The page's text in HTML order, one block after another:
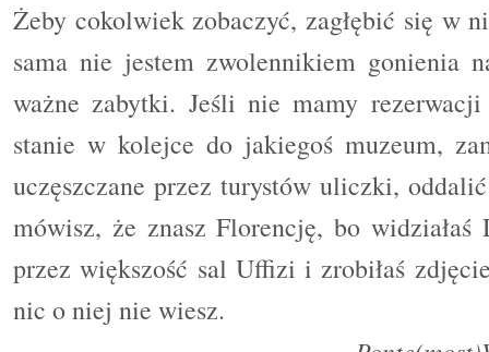
Żeby cokolwiek zobaczyć, zagłębić się w
sama nie jestem zwolennikiem gonienia
ważne zabytki. Jeśli nie mamy
stanie w kolejce do jakiegoś muzeum,
uczęszczane przez turystów uliczki,
mówisz, że znasz Florencję, bo widziałaś
przez większość sal Uffizi i zrobiłaś
nic o niej nie wiesz.